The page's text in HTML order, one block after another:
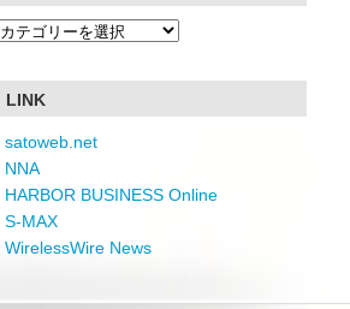
Select
LINK
satoweb.net
NNA
HARBOR BUSINESS Online
S-MAX
WirelessWire News